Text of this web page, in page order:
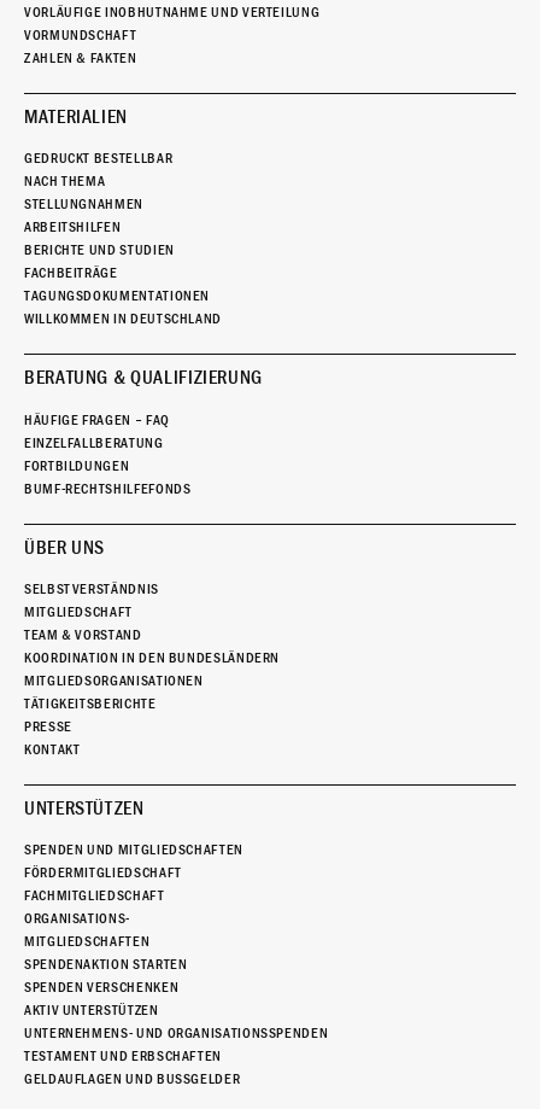
VORLÄUFIGE INOBHUTNAHME UND VERTEILUNG
VORMUNDSCHAFT
ZAHLEN & FAKTEN
MATERIALIEN
GEDRUCKT BESTELLBAR
NACH THEMA
STELLUNGNAHMEN
ARBEITSHILFEN
BERICHTE UND STUDIEN
FACHBEITRÄGE
TAGUNGSDOKUMENTATIONEN
WILLKOMMEN IN DEUTSCHLAND
BERATUNG & QUALIFIZIERUNG
HÄUFIGE FRAGEN – FAQ
EINZELFALLBERATUNG
FORTBILDUNGEN
BUMF-RECHTSHILFEFONDS
ÜBER UNS
SELBSTVERSTÄNDNIS
MITGLIEDSCHAFT
TEAM & VORSTAND
KOORDINATION IN DEN BUNDESLÄNDERN
MITGLIEDSORGANISATIONEN
TÄTIGKEITSBERICHTE
PRESSE
KONTAKT
UNTERSTÜTZEN
SPENDEN UND MITGLIEDSCHAFTEN
FÖRDERMITGLIEDSCHAFT
FACHMITGLIEDSCHAFT
ORGANISATIONS-
MITGLIEDSCHAFTEN
SPENDENAKTION STARTEN
SPENDEN VERSCHENKEN
AKTIV UNTERSTÜTZEN
UNTERNEHMENS- UND ORGANISATIONSSPENDEN
TESTAMENT UND ERBSCHAFTEN
GELDAUFLAGEN UND BUSSGELDER